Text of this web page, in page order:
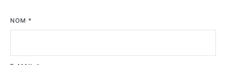
NOM *